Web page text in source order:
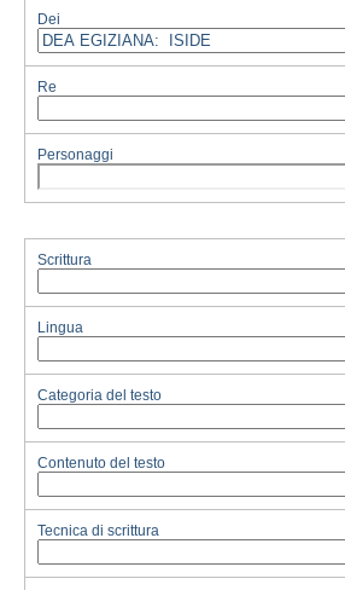
Dei
Re
Personaggi
Scrittura
Lingua
Categoria del testo
Contenuto del testo
Tecnica di scrittura